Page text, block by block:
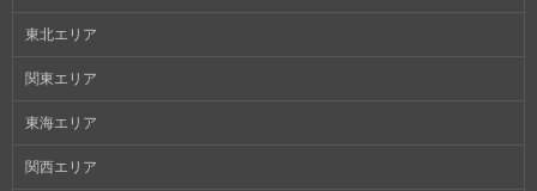
東北エリア
関東エリア
東海エリア
関西エリア